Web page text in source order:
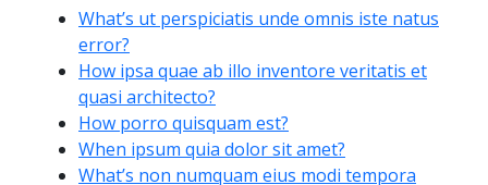
What’s ut perspiciatis unde omnis iste natus
error?
How ipsa quae ab illo inventore veritatis et
quasi architecto?
How porro quisquam est?
When ipsum quia dolor sit amet?
What’s non numquam eius modi tempora